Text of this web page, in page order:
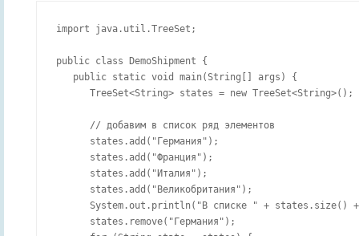
import java.util.TreeSet;
public class DemoShipment {
   public static void main(String[] args) {
      TreeSet<String> states = new TreeSet<String>();
      // добавим в список ряд элементов
      states.add("Германия");
      states.add("Франция");
      states.add("Италия");
      states.add("Великобритания");
System.out.println("В списке " + states.size()
      states.remove("Германия");